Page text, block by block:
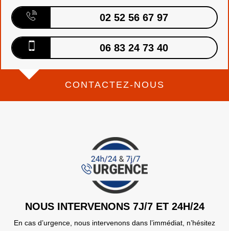
02 52 56 67 97
06 83 24 73 40
CONTACTEZ-NOUS
NOUS INTERVENONS 7J/7 ET 24H/24
En cas d’urgence, nous intervenons dans l’immédiat, n’hésitez